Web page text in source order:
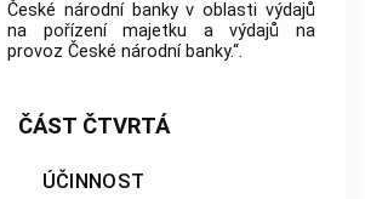
České národní banky v oblasti výdajů
na pořízení majetku a výdajů na
provoz České národní banky.“.
ČÁST ČTVRTÁ
ÚČINNOST